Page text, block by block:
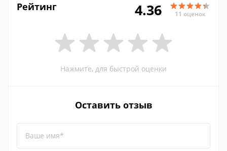
Рейтинг 4.36 11 оценок
Нажмите, для быстрой оценки
Оставить отзыв
Ваше имя*